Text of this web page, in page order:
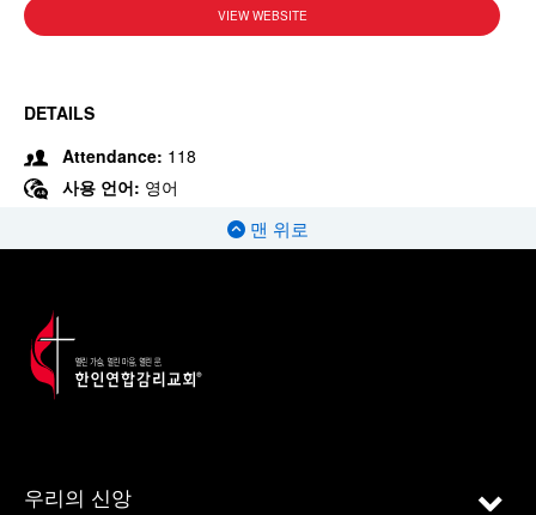
VIEW WEBSITE
DETAILS
Attendance: 118
사용 언어: 영어
맨 위로
우리의 신앙